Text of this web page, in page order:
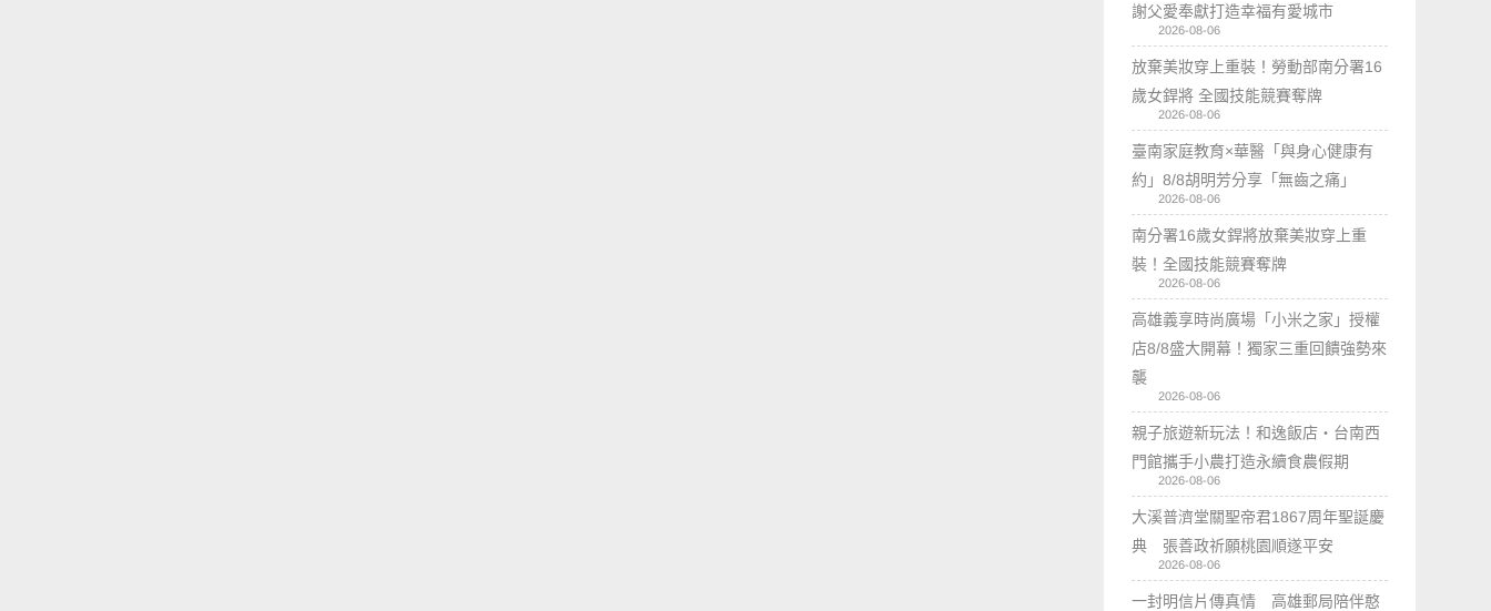
謝父愛奉獻打造幸福有愛城市
2026-08-06
放棄美妝穿上重裝！勞動部南分署16
歲女銲將 全國技能競賽奪牌
2026-08-06
臺南家庭教育×華醫「與身心健康有
約」8/8胡明芳分享「無齒之痛」
2026-08-06
南分署16歲女銲將放棄美妝穿上重
裝！全國技能競賽奪牌
2026-08-06
高雄義享時尚廣場「小米之家」授權
店8/8盛大開幕！獨家三重回饋強勢來
襲
2026-08-06
親子旅遊新玩法！和逸飯店‧台南西
門館攜手小農打造永續食農假期
2026-08-06
大溪普濟堂關聖帝君1867周年聖誕慶
典 張善政祈願桃園順遂平安
2026-08-06
一封明信片傳真情 高雄郵局陪伴憨